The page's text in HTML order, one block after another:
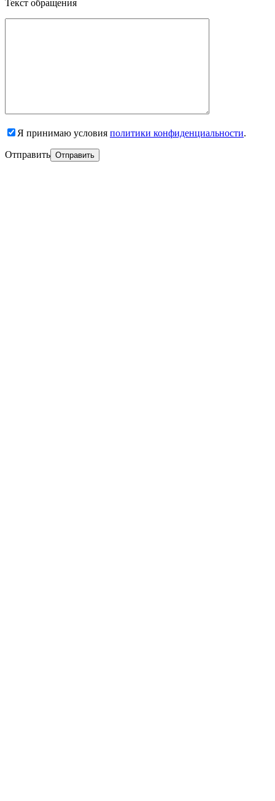
Текст обращения
Я принимаю условия политики конфиденциальности.
Отправить